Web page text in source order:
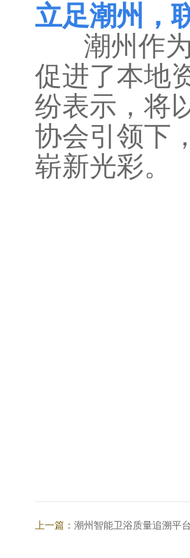
立足潮州，
潮州作为
促进了本地
纷表示，将
协会引领下
崭新光彩。
上一篇： 潮州智能卫浴质量追溯平